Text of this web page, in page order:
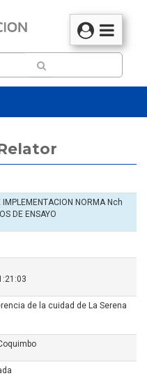
IMPLEMENTACION NORMA Nch
DE ENSAYO
de la cuidad de La Serena